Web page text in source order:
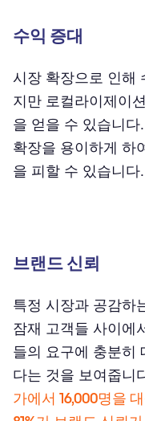
수익 증대
시장 확장으로 인해
지만 로컬라이제이
을 얻을 수 있습니
확장을 용이하게 하
을 피할 수 있습니다.
브랜드 신뢰
특정 시장과 공감하
잠재 고객들 사이에
들의 요구에 충분히
다는 것을 보여줍니
가에서 16,000명을